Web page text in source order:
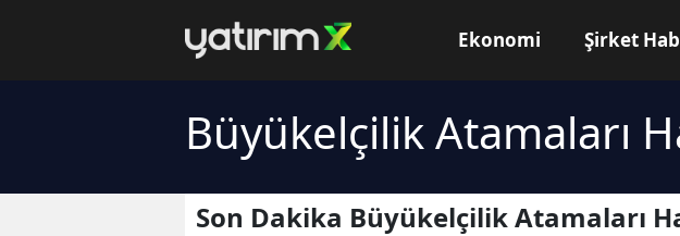
Ekonomi Şirket
Büyükelçilik Atamaları
Son Dakika Büyükelçilik Atamaları